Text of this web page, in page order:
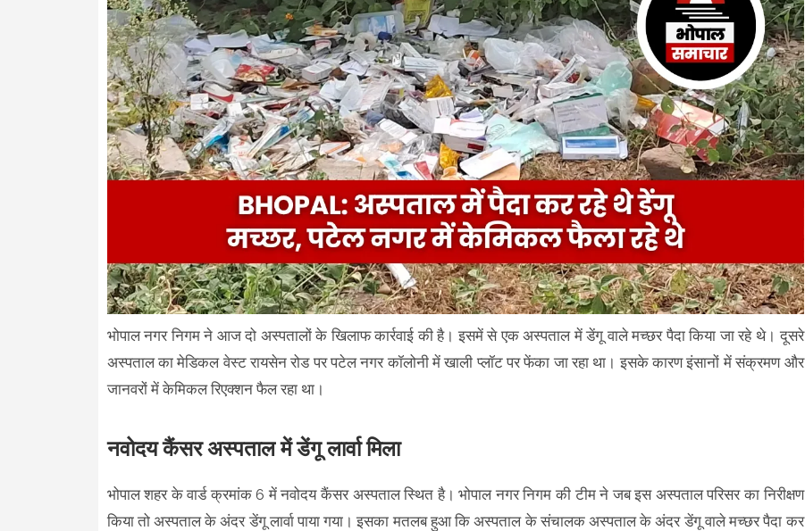
भोपाल नगर निगम ने आज दो अस्पतालों के खिलाफ कार्रवाई की है। इसमें से एक अस्पताल में डेंगू वाले मच्छर पैदा किया जा रहे थे। दूसरे
अस्पताल का मेडिकल वेस्ट रायसेन रोड पर पटेल नगर कॉलोनी में खाली प्लॉट पर फेंका जा रहा था। इसके कारण इंसानों में संक्रमण और
जानवरों में केमिकल रिएक्शन फैल रहा था।
नवोदय कैंसर अस्पताल में डेंगू लार्वा मिला
भोपाल शहर के वार्ड क्रमांक 6 में नवोदय कैंसर अस्पताल स्थित है। भोपाल नगर निगम की टीम ने जब इस अस्पताल परिसर का निरीक्षण
किया तो अस्पताल के अंदर डेंगू लार्वा पाया गया। इसका मतलब हुआ कि अस्पताल के संचालक अस्पताल के अंदर डेंगू वाले मच्छर पैदा कर